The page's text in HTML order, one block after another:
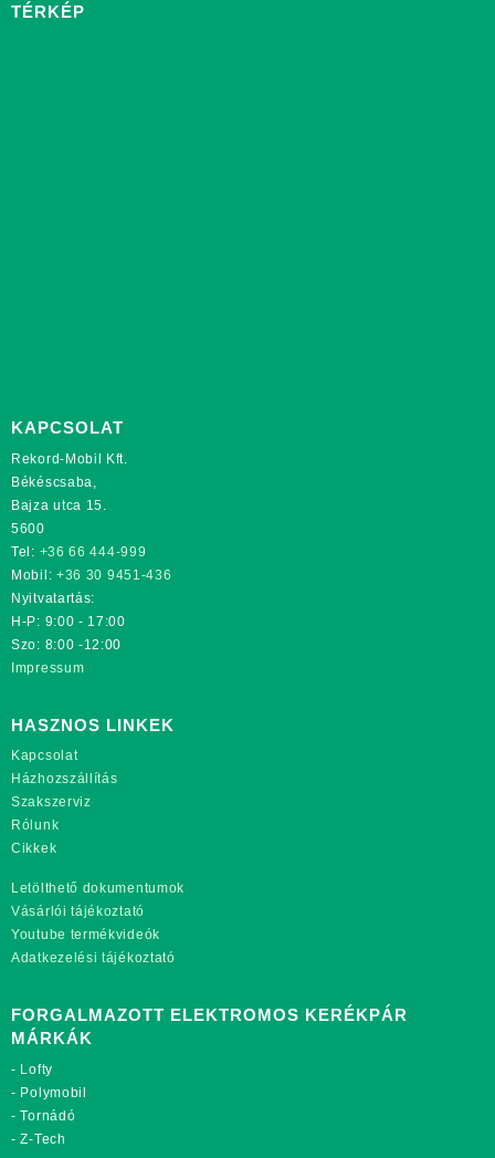
TÉRKÉP
KAPCSOLAT
Rekord-Mobil Kft.
Békéscsaba,
Bajza utca 15.
5600
Tel: +36 66 444-999
Mobil: +36 30 9451-436
Nyitvatartás:
H-P: 9:00 - 17:00
Szo: 8:00 -12:00
Impressum
HASZNOS LINKEK
Kapcsolat
Házhozszállítás
Szakszerviz
Rólunk
Cikkek
Letölthető dokumentumok
Vásárlói tájékoztató
Youtube termékvideók
Adatkezelési tájékoztató
FORGALMAZOTT ELEKTROMOS KERÉKPÁR
MÁRKÁK
- Lofty
- Polymobil
-Tornádó
-Z-Tech